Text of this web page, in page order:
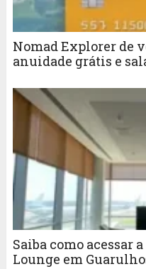
Nomad Explorer de
anuidade grátis e
Saiba como acessar
Lounge em